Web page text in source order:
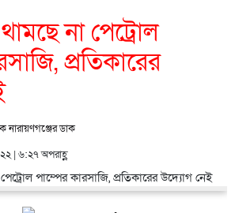
না পেট্রোল
প্রতিকারের
নারায়ণগঞ্জের ডাক
| ৬:২৭ অপরাহ্ণ